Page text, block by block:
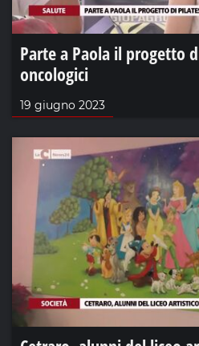
Parte a Paola il progetto
oncologici
19 giugno 2023